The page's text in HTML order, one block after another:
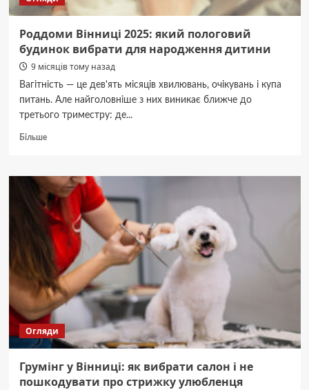
Роддоми Вінниці 2025: який пологовий
будинок вибрати для народження дитини
9 місяців тому назад
Вагітність — це дев'ять місяців хвилювань, очікувань і купа
питань. Але найголовніше з них виникає ближче до
третього триместру: де...
БільшеДокладніше
Вінниці
2025:
який
пологовий
будинок
вибрати
для
народження
дитини
Огляди
Грумінг у Вінниці: як вибрати салон і не
пошкодувати про стрижку улюбленця